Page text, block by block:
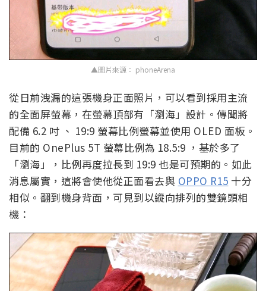
▲圖片來源： phoneArena
從日前洩漏的這張機身正面照片，可以看到採用主流
的全面屏螢幕，在螢幕頂部有「瀏海」設計。傳聞將
配備 6.2 吋 、 19:9 螢幕比例螢幕並使用 OLED 面板。
目前的 OnePlus 5T 螢幕比例為 18.5:9 ，基於多了
「瀏海」，比例再度拉長到 19:9 也是可預期的。如此
消息屬實，這將會使他從正面看去與 OPPO R15 十分
相似。翻到機身背面，可見到以縱向排列的雙鏡頭相
機：